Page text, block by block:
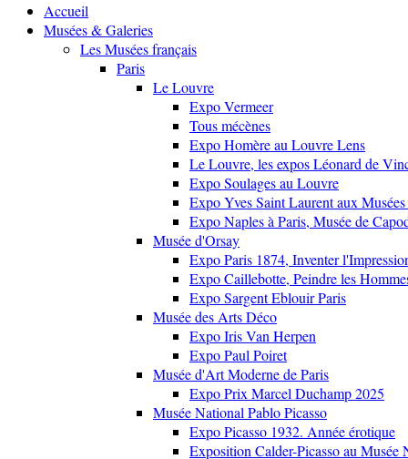
Accueil
Musées & Galeries
Les Musées français
Paris
Le Louvre
Expo Vermeer
Tous mécènes
Expo Homère au Louvre Lens
Le Louvre, les expos Léonard de
Expo Soulages au Louvre
Expo Yves Saint Laurent aux
Expo Naples à Paris, Musée de
Musée d'Orsay
Expo Paris 1874, Inventer
Expo Caillebotte, Peindre les
Expo Sargent Eblouir Paris
Musée des Arts Déco
Expo Iris Van Herpen
Expo Paul Poiret
Musée d'Art Moderne de Paris
Expo Prix Marcel Duchamp 2025
Musée National Pablo Picasso
Expo Picasso 1932. Année érotique
Exposition Calder-Picasso au Musée